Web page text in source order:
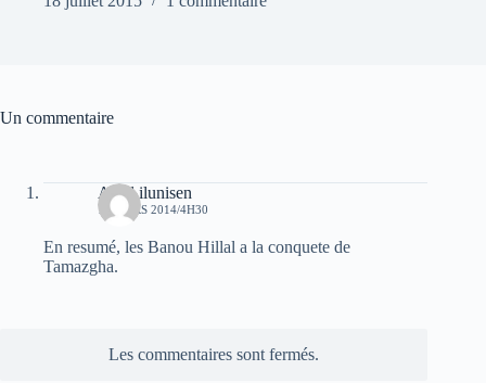
Un commentaire
Aksil ilunisen
18 MARS 2014/4H30
En resumé, les Banou Hillal a la conquete de
Tamazgha.
Les commentaires sont fermés.